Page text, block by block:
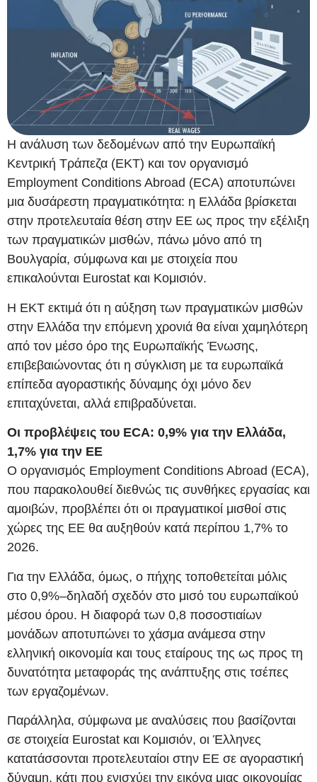
Η ανάλυση των δεδομένων από την Ευρωπαϊκή
Κεντρική Τράπεζα (ΕΚΤ) και τον οργανισμό
Employment Conditions Abroad (ECA) αποτυπώνει
μια δυσάρεστη πραγματικότητα: η Ελλάδα βρίσκεται
στην προτελευταία θέση στην ΕΕ ως προς την εξέλιξη
των πραγματικών μισθών, πάνω μόνο από τη
Βουλγαρία, σύμφωνα και με στοιχεία που
επικαλούνται Eurostat και Κομισιόν.
Η ΕΚΤ εκτιμά ότι η αύξηση των πραγματικών μισθών
στην Ελλάδα την επόμενη χρονιά θα είναι χαμηλότερη
από τον μέσο όρο της Ευρωπαϊκής Ένωσης,
επιβεβαιώνοντας ότι η σύγκλιση με τα ευρωπαϊκά
επίπεδα αγοραστικής δύναμης όχι μόνο δεν
επιταχύνεται, αλλά επιβραδύνεται.
Οι προβλέψεις του ECA: 0,9% για την Ελλάδα,
1,7% για την ΕΕ
Ο οργανισμός Employment Conditions Abroad (ECA),
που παρακολουθεί διεθνώς τις συνθήκες εργασίας και
αμοιβών, προβλέπει ότι οι πραγματικοί μισθοί στις
χώρες της ΕΕ θα αυξηθούν κατά περίπου 1,7% το
2026.
Για την Ελλάδα, όμως, ο πήχης τοποθετείται μόλις
στο 0,9%–δηλαδή σχεδόν στο μισό του ευρωπαϊκού
μέσου όρου. Η διαφορά των 0,8 ποσοστιαίων
μονάδων αποτυπώνει το χάσμα ανάμεσα στην
ελληνική οικονομία και τους εταίρους της ως προς τη
δυνατότητα μεταφοράς της ανάπτυξης στις τσέπες
των εργαζομένων.
Παράλληλα, σύμφωνα με αναλύσεις που βασίζονται
σε στοιχεία Eurostat και Κομισιόν, οι Έλληνες
κατατάσσονται προτελευταίοι στην ΕΕ σε αγοραστική
δύναμη, κάτι που ενισχύει την εικόνα μιας οικονομίας